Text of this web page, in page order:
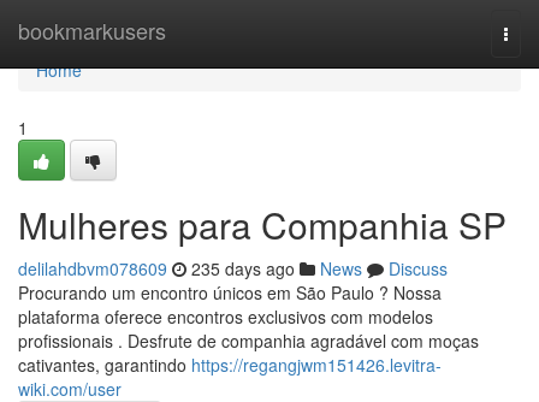
bookmarkusers
Home
Home
1
Mulheres para Companhia SP
delilahdbvm078609 235 days ago News
Discuss
Procurando um encontro únicos em São Paulo ? Nossa
plataforma oferece encontros exclusivos com modelos
profissionais . Desfrute de companhia agradável com moças
cativantes, garantindo https://regangjwm151426.levitra-
wiki.com/user